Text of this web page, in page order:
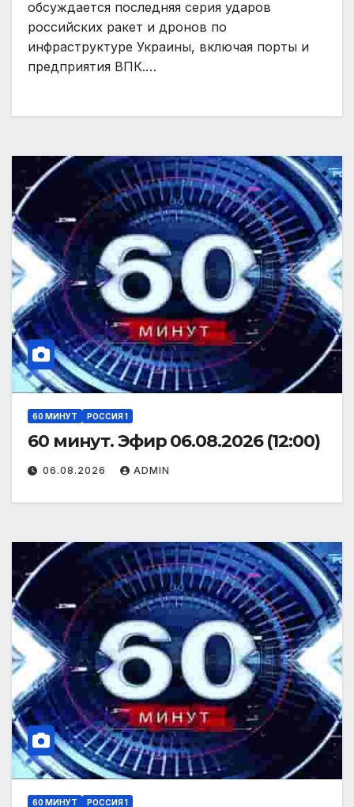
обсуждается последняя серия ударов
российских ракет и дронов по
инфраструктуре Украины, включая порты и
предприятия ВПК.…
60 МИНУТ РОССИЯ 1
60 минут. Эфир 06.08.2026 (12:00)
06.08.2026 ADMIN
60 МИНУТ РОССИЯ 1